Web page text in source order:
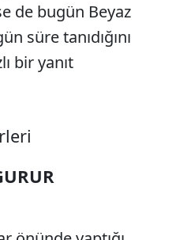
de bugün Beyaz
süre tanıdığını
bir yanıt